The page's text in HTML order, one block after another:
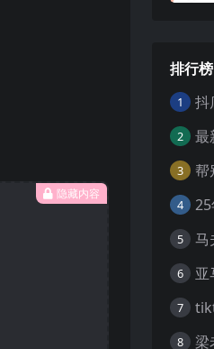
隐藏内容
排行榜
1
2
3
4
5
6
7
8